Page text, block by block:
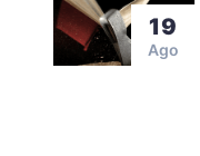
19
Ago